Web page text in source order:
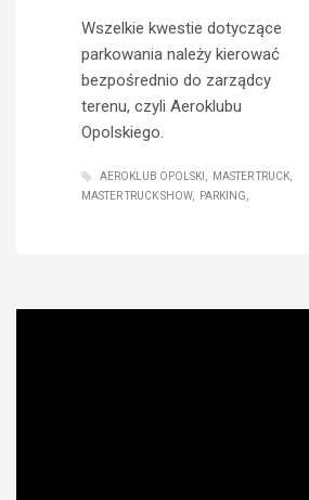
Wszelkie kwestie dotyczące
parkowania należy kierować
bezpośrednio do zarządcy
terenu, czyli Aeroklubu
Opolskiego.
AEROKLUB OPOLSKI
MASTER TRUCK
MASTER TRUCK SHOW
PARKING